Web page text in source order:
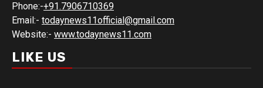
Phone:-+91.7906710369
Email:- todaynews11official@gmail.com
Website:- www.todaynews11.com
LIKE US